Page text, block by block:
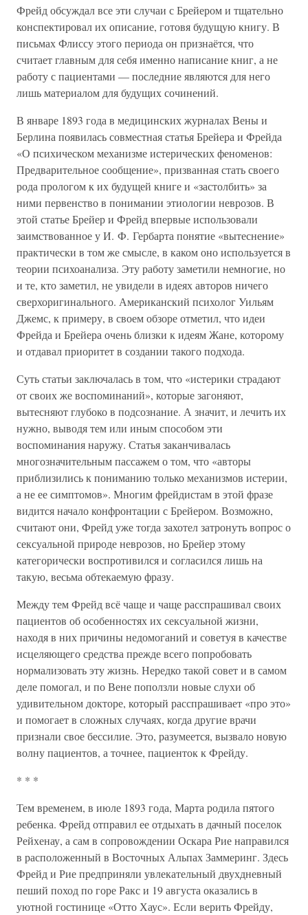
Фрейд обсуждал все эти случаи с Брейером и тщательно
конспектировал их описание, готовя будущую книгу. В
письмах Флиссу этого периода он признаётся, что
считает главным для себя именно написание книг, а не
работу с пациентами — последние являются для него
лишь материалом для будущих сочинений.
В январе 1893 года в медицинских журналах Вены и
Берлина появилась совместная статья Брейера и Фрейда
«О психическом механизме истерических феноменов:
Предварительное сообщение», призванная стать своего
рода прологом к их будущей книге и «застолбить» за
ними первенство в понимании этиологии неврозов. В
этой статье Брейер и Фрейд впервые использовали
заимствованное у И. Ф. Гербарта понятие «вытеснение»
практически в том же смысле, в каком оно используется в
теории психоанализа. Эту работу заметили немногие, но
и те, кто заметил, не увидели в идеях авторов ничего
сверхоригинального. Американский психолог Уильям
Джемс, к примеру, в своем обзоре отметил, что идеи
Фрейда и Брейера очень близки к идеям Жане, которому
и отдавал приоритет в создании такого подхода.
Суть статьи заключалась в том, что «истерики страдают
от своих же воспоминаний», которые загоняют,
вытесняют глубоко в подсознание. А значит, и лечить их
нужно, выводя тем или иным способом эти
воспоминания наружу. Статья заканчивалась
многозначительным пассажем о том, что «авторы
приблизились к пониманию только механизмов истерии,
а не ее симптомов». Многим фрейдистам в этой фразе
видится начало конфронтации с Брейером. Возможно,
считают они, Фрейд уже тогда захотел затронуть вопрос о
сексуальной природе неврозов, но Брейер этому
категорически воспротивился и согласился лишь на
такую, весьма обтекаемую фразу.
Между тем Фрейд всё чаще и чаще расспрашивал своих
пациентов об особенностях их сексуальной жизни,
находя в них причины недомоганий и советуя в качестве
исцеляющего средства прежде всего попробовать
нормализовать эту жизнь. Нередко такой совет и в самом
деле помогал, и по Вене поползли новые слухи об
удивительном докторе, который расспрашивает «про это»
и помогает в сложных случаях, когда другие врачи
признали свое бессилие. Это, разумеется, вызвало новую
волну пациентов, а точнее, пациенток к Фрейду.
* * *
Тем временем, в июле 1893 года, Марта родила пятого
ребенка. Фрейд отправил ее отдыхать в дачный поселок
Рейхенау, а сам в сопровождении Оскара Рие направился
в расположенный в Восточных Альпах Заммеринг. Здесь
Фрейд и Рие предприняли увлекательный двухдневный
пеший поход по горе Ракс и 19 августа оказались в
уютной гостинице «Отто Хаус». Если верить Фрейду,